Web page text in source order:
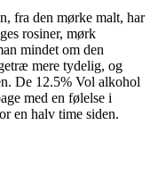
fra den mørke malt, har
rosiner, mørk
mindet om den
mere tydelig, og
De 12.5% Vol alkohol
med en følelse i
en halv time siden.